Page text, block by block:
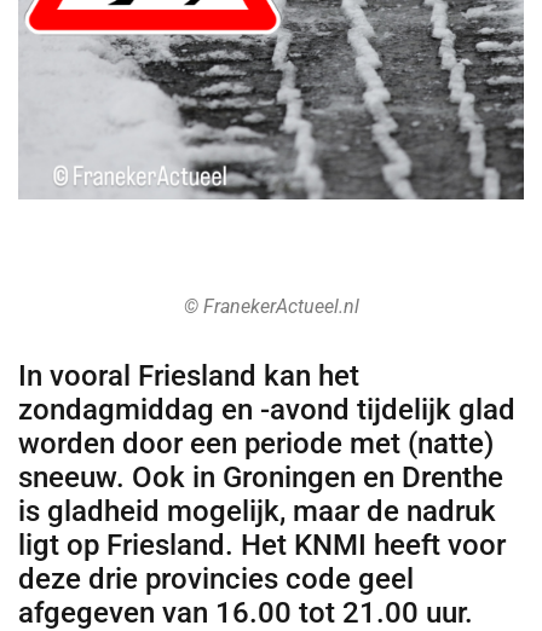
© FranekerActueel.nl
In vooral Friesland kan het
zondagmiddag en -avond tijdelijk glad
worden door een periode met (natte)
sneeuw. Ook in Groningen en Drenthe
is gladheid mogelijk, maar de nadruk
ligt op Friesland. Het KNMI heeft voor
deze drie provincies code geel
afgegeven van 16.00 tot 21.00 uur.